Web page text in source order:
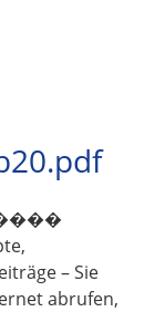
– Sie
abrufen,